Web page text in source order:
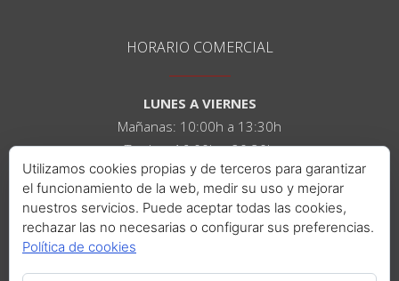
HORARIO COMERCIAL
LUNES A VIERNES
Mañanas: 10:00h a 13:30h
Tardes: 16:00h a 20:30h
SÁBADOS
Mañanas: 10:00h a 14:00h
Tardes: 16:00h a 21:00h
Utilizamos cookies propias y de terceros para garantizar
el funcionamiento de la web, medir su uso y mejorar
nuestros servicios. Puede aceptar todas las cookies,
rechazar las no necesarias o configurar sus preferencias.
Política de cookies